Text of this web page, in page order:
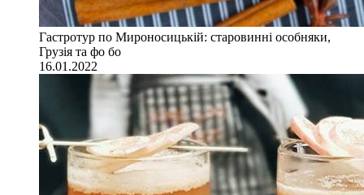
Гастротур по Мироносицькій: старовинні особняки,
Грузія та фо бо
16.01.2022